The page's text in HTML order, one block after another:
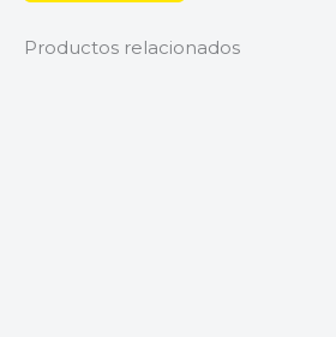
Productos relacionados